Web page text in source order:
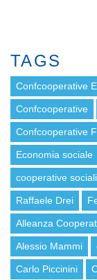
TAGS
Confcooperative
Confcooperative
Confcooperative
Economia sociale
cooperative sociali
Raffaele Drei
Alleanza
Alessio Mammi
Carlo Piccinini